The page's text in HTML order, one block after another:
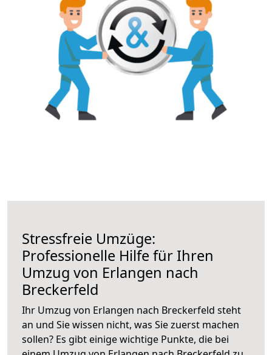
Stressfreie Umzüge:
Professionelle Hilfe für Ihren
Umzug von Erlangen nach
Breckerfeld
Ihr Umzug von Erlangen nach Breckerfeld steht
an und Sie wissen nicht, was Sie zuerst machen
sollen? Es gibt einige wichtige Punkte, die bei